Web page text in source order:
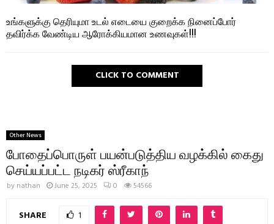
உங்களுக்கு தெரியுமா உடல் எடையை குறைக்க நினைப்போர்
தவிர்க்க வேண்டிய ஆரோக்கியமான உணவுகள்!!!
CLICK TO COMMENT
Other News
போதைப்பொருள் பயன்படுத்திய வழக்கில் கைது
செய்யப்பட்ட நடிகர் ஸ்ரீகாந்
by nathan June 25, 2025 0 54566
SHARE 1